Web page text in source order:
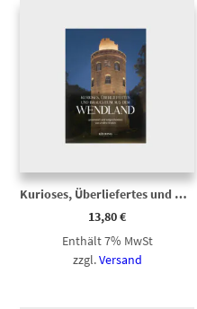
Kurioses, Überliefertes und Brauchtum aus dem Wendland
13,80€
Enthält 7% MwSt
zzgl.Versand